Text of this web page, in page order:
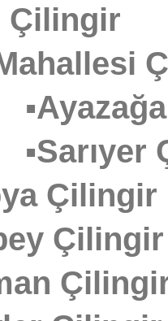
Çilingir